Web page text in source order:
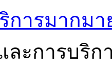
ารมากมา
ละการบริ